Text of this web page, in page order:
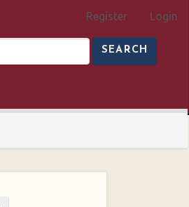
Register Login
SEARCH